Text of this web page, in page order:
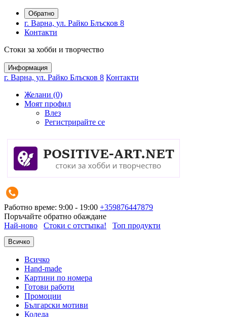
Обратно
г. Варна, ул. Райко Блъсков 8
Контакти
Стоки за хобби и творчество
Информация
г. Варна, ул. Райко Блъсков 8 Контакти
Желани (0)
Моят профил
Влез
Регистрирайте се
Работно време: 9:00 - 19:00 +359876447879
Поръчайте обратно обаждане
Най-ново
Стоки с отстъпка! Топ продукти
Всичко
Всичко
Hand-made
Картини по номера
Готови работи
Промоции
Български мотиви
Коледа